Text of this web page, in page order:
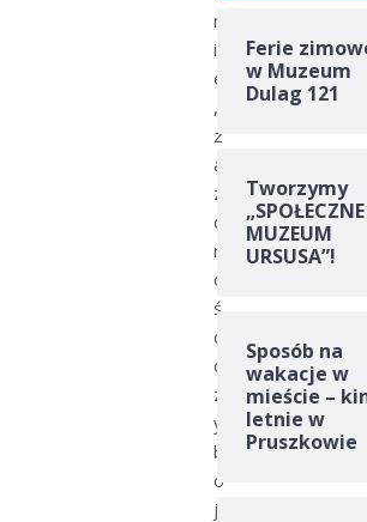
n
i
e
,
z
a
z
d
r
o
ś
ć
c
z
y
b
ó
j
Ferie
w Muzeum
Dulag 121
Tworzymy
„SPOŁECZNE
MUZEUM
URSUSA”!
Sposób na
wakacje w
mieście –
letnie w
Pruszkowie